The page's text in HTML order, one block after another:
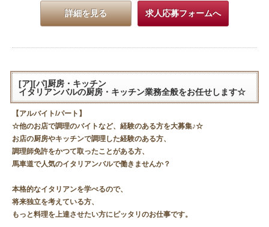
詳細を見る 求人応募フォームへ
[ア][パ]厨房・キッチン
イタリアンバルの厨房・キッチン業務全般をお任せします☆
【アルバイト/パート】
☆他のお店で調理のバイトなど、経験のある方を大募集♪☆
お店の厨房やキッチンで調理した経験のある方、
調理師免許をかつて取ったことがある方、
馬車道で人気のイタリアンバルで働きませんか？
本格的なイタリアンを学べるので、
将来独立を考えている方、
もっと料理を上達させたい方にピッタリのお仕事です。